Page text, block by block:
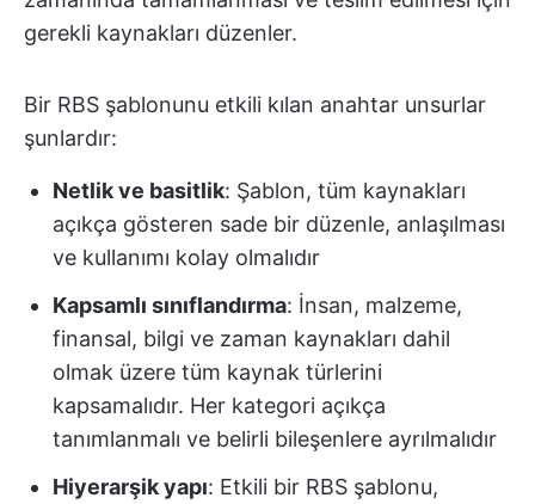
gerekli kaynakları düzenler.
Bir RBS şablonunu etkili kılan anahtar unsurlar
şunlardır:
Netlik ve basitlik: Şablon, tüm kaynakları
açıkça gösteren sade bir düzenle, anlaşılması
ve kullanımı kolay olmalıdır
Kapsamlı sınıflandırma: İnsan, malzeme,
finansal, bilgi ve zaman kaynakları dahil
olmak üzere tüm kaynak türlerini
kapsamalıdır. Her kategori açıkça
tanımlanmalı ve belirli bileşenlere ayrılmalıdır
Hiyerarşik yapı: Etkili bir RBS şablonu,